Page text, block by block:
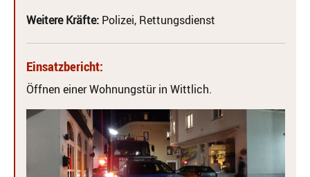
Weitere Kräfte: Polizei, Rettungsdienst
Einsatzbericht:
Öffnen einer Wohnungstür in Wittlich.